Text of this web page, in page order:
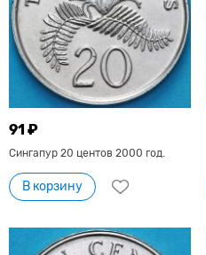
91 ₽
Сингапур 20 центов 2000 год.
В корзину